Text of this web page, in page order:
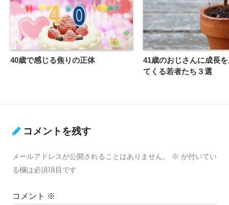
40歳で感じる焦りの正体
41歳のおじさんに成長
てくる若者たち３選
コメントを残す
メールアドレスが公開されることはありません。 ※ が付いてい
る欄は必須項目です
コメント ※